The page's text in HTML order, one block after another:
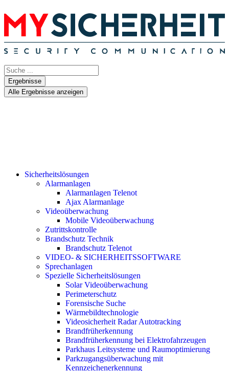
Ergebnisse
Alle Ergebnisse anzeigen
Sicherheitslösungen
Alarmanlagen
Alarmanlagen Telenot
Ajax Alarmanlage
Videoüberwachung
Mobile Videoüberwachung
Zutrittskontrolle
Brandschutz Technik
Brandschutz Telenot
VIDEO- & SICHERHEITSSOFTWARE
Sprechanlagen
Spezielle Sicherheitslösungen
Solar Videoüberwachung
Perimeterschutz
Forensische Suche
Wärmebildtechnologie
Videosicherheit Radar Autotracking​
Brandfrüherkennung
Brandfrüherkennung bei Elektrofahrzeugen
Parkhaus Leitsysteme und Raumoptimierung
Parkzugangsüberwachung mit
Kennzeichenerkennung